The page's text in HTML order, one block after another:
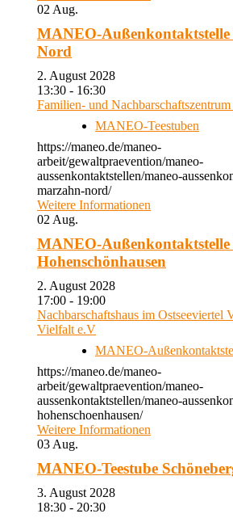
02 Aug.
MANEO-
Nord
2. August 2028
13:30 - 16:30
Familien- und
MANEO-Teestuben
https://maneo.de/maneo-
arbeit/gewaltpraevention/maneo-
aussenkontaktstellen/maneo-
marzahn-nord/
Weitere Informationen
02 Aug.
MANEO-Außenkontaktstelle
Hohenschönhausen
2. August 2028
17:00 - 19:00
Nachbarschaftshaus im Ostseeviertel
Vielfalt e.V
MANEO-
https://maneo.de/maneo-
arbeit/gewaltpraevention/maneo-
aussenkontaktstellen/maneo-
hohenschoenhausen/
Weitere Informationen
03 Aug.
MANEO-Teestube
3. August 2028
18:30 - 20:30